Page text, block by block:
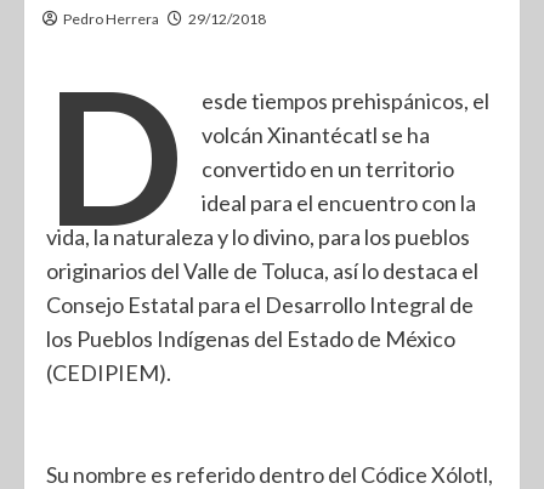
Pedro Herrera 29/12/2018
D
esde tiempos prehispánicos, el
volcán Xinantécatl se ha
convertido en un territorio
ideal para el encuentro con la
vida, la naturaleza y lo divino, para los pueblos
originarios del Valle de Toluca, así lo destaca el
Consejo Estatal para el Desarrollo Integral de
los Pueblos Indígenas del Estado de México
(CEDIPIEM).
Su nombre es referido dentro del Códice Xólotl,